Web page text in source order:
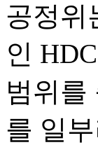
공정위
인
범위를
를 일